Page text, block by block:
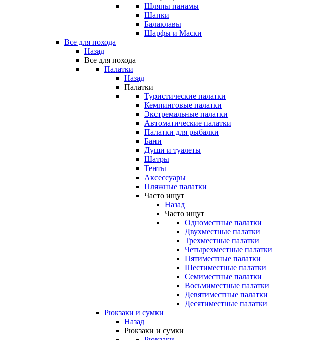
Шляпы панамы
Шапки
Балаклавы
Шарфы и Маски
Все для похода
Назад
Все для похода
Палатки
Назад
Палатки
Туристические палатки
Кемпинговые палатки
Экстремальные палатки
Автоматические палатки
Палатки для рыбалки
Бани
Души и туалеты
Шатры
Тенты
Аксессуары
Пляжные палатки
Часто ищут
Назад
Часто ищут
Одноместные палатки
Двухместные палатки
Трехместные палатки
Четырехместные палатки
Пятиместные палатки
Шестиместные палатки
Семиместные палатки
Восьмиместные палатки
Девятиместные палатки
Десятиместные палатки
Рюкзаки и сумки
Назад
Рюкзаки и сумки